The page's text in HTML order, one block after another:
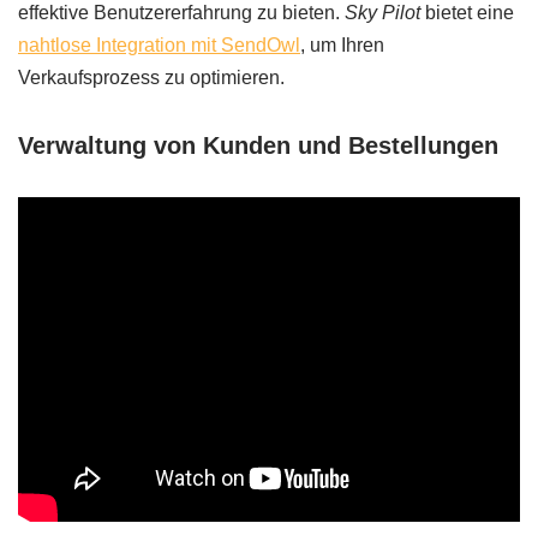
effektive Benutzererfahrung zu bieten. Sky Pilotbietet eine
nahtlose Integration mit SendOwl , um Ihren
Verkaufsprozess zu optimieren.
Verwaltung von Kunden und Bestellungen